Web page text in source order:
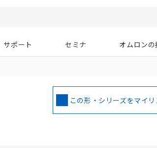
サポート セミナ オムロン
この形・シリーズをマイ